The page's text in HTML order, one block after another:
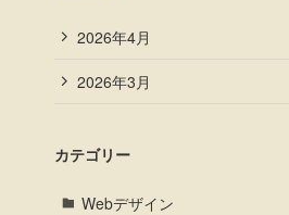
2026年4月
2026年3月
カテゴリー
Webデザイン